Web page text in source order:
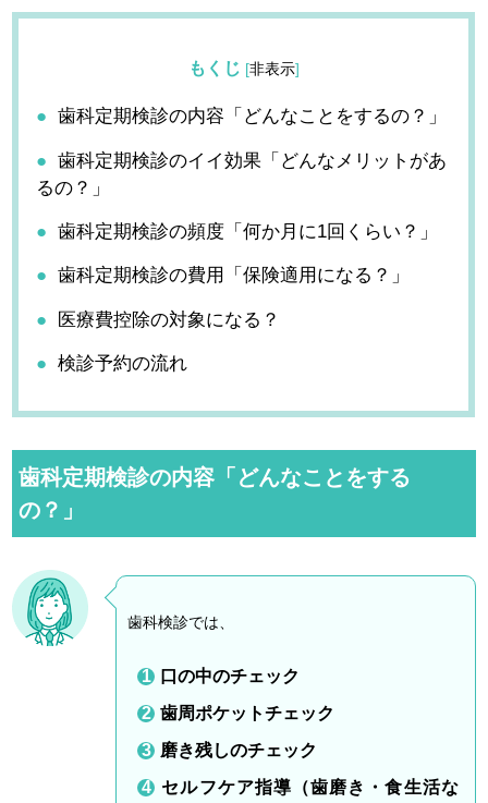
もくじ [非表示]
歯科定期検診の内容「どんなことをするの？」
歯科定期検診のイイ効果「どんなメリットがあ
るの？」
歯科定期検診の頻度「何か月に1回くらい？」
歯科定期検診の費用「保険適用になる？」
医療費控除の対象になる？
検診予約の流れ
歯科定期検診の内容「どんなことをする
の？」
歯科検診では、
口の中のチェック
歯周ポケットチェック
磨き残しのチェック
セルフケア指導（歯磨き・食生活な